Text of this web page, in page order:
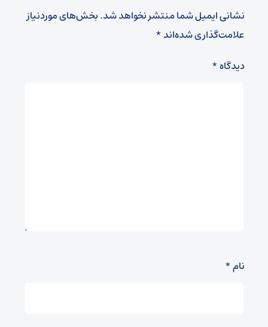
نشانی ایمیل شما منتشر نخواهد شد.بخش‌های موردنیاز
علامت‌گذاری شده‌اند*
دیدگاه*
نام*